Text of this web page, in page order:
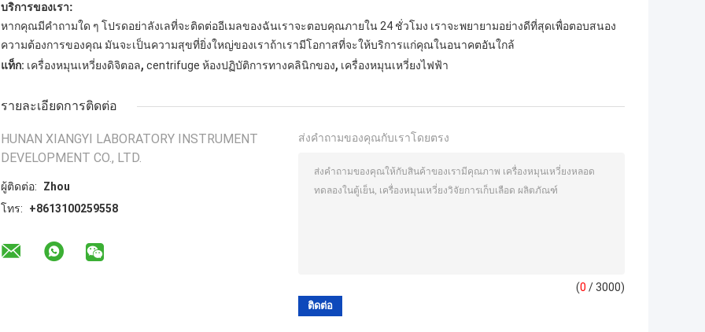
บริการของเรา:
หากคุณมีคำถามใด ๆ โปรดอย่าลังเลที่จะติดต่ออีเมลของฉันเราจะตอบคุณภายใน 24 ชั่วโมง เราจะพยายามอย่างดีที่สุดเพื่อตอบสนอง
ความต้องการของคุณ มันจะเป็นความสุขที่ยิ่งใหญ่ของเราถ้าเรามีโอกาสที่จะให้บริการแก่คุณในอนาคตอันใกล้
แท็ก: เครื่องหมุนเหวี่ยงดิจิตอล, centrifuge ห้องปฏิบัติการทางคลินิกของ, เครื่องหมุนเหวี่ยงไฟฟ้า
รายละเอียดการติดต่อ
HUNAN XIANGYI LABORATORY INSTRUMENT
DEVELOPMENT CO., LTD.
ผู้ติดต่อ:
Zhou
โทร:
+8613100259558
ส่งคำถามของคุณกับเราโดยตรง
(0 / 3000)